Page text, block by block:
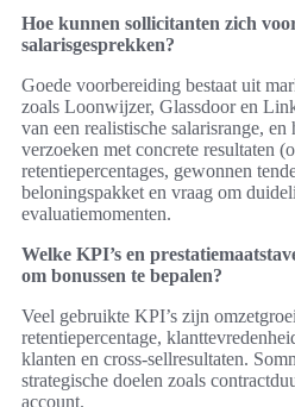
Hoe kunnen sollicitanten zich
salarisgesprekken?
Goede voorbereiding bestaat uit
zoals Loonwijzer, Glassdoor en
van een realistische salarisrange,
verzoeken met concrete resultaten
retentiepercentages, gewonnen
beloningspakket en vraag om
evaluatiemomenten.
Welke KPI’s en
om bonussen te bepalen?
Veel gebruikte KPI’s zijn
retentiepercentage,
klanten en cross-sellresultaten.
strategische doelen zoals
account.